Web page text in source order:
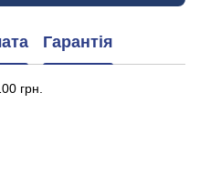
Гарантія
грн.